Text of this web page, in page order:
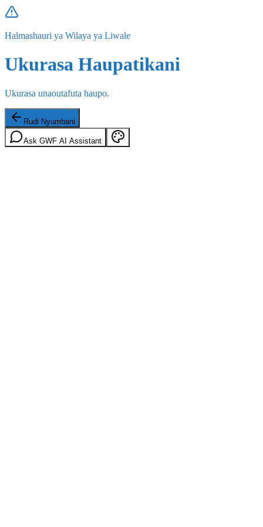
Halmashauri ya Wilaya ya Liwale
Ukurasa Haupatikani
Ukurasa unaoutafuta haupo.
Rudi Nyumbani
Ask GWF AI Assistant